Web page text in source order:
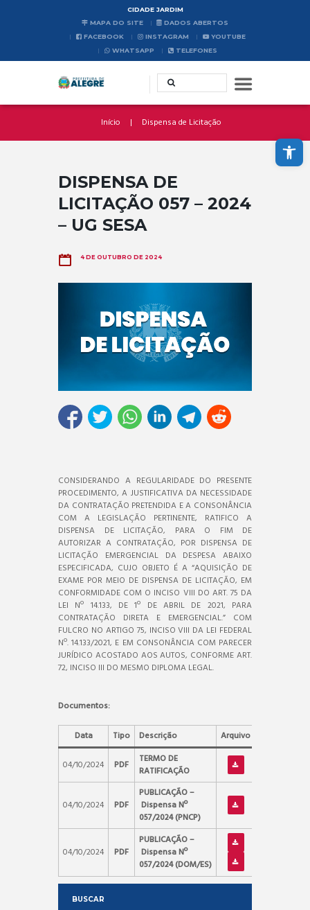
Abrir a barra de ferramentas
CIDADE JARDIM
MAPA DO SITE
DADOS ABERTOS
FACEBOOK
INSTAGRAM
YOUTUBE
WHATSAPP
TELEFONES
Início Dispensa de Licitação
DISPENSA DE
LICITAÇÃO 057 – 2024
– UG SESA
4 DE OUTUBRO DE 2024
CONSIDERANDO A REGULARIDADE DO PRESENTE
PROCEDIMENTO, A JUSTIFICATIVA DA NECESSIDADE
DA CONTRATAÇÃO PRETENDIDA E A CONSONÂNCIA
COM A LEGISLAÇÃO PERTINENTE, RATIFICO A
DISPENSA DE LICITAÇÃO, PARA O FIM DE
AUTORIZAR A CONTRATAÇÃO, POR DISPENSA DE
LICITAÇÃO EMERGENCIAL DA DESPESA ABAIXO
ESPECIFICADA, CUJO OBJETO É A “AQUISIÇÃO DE
EXAME POR MEIO DE DISPENSA DE LICITAÇÃO, EM
CONFORMIDADE COM O INCISO VIII DO ART. 75 DA
LEI Nº 14.133, DE 1º DE ABRIL DE 2021, PARA
CONTRATAÇÃO DIRETA E EMERGENCIAL.” COM
FULCRO NO ARTIGO 75, INCISO VIII DA LEI FEDERAL
Nº. 14.133/2021, E EM CONSONÂNCIA COM PARECER
JURÍDICO ACOSTADO AOS AUTOS, CONFORME ART.
72, INCISO III DO MESMO DIPLOMA LEGAL.
Documentos:
Data Tipo Descrição Arquivo
04/10/2024 PDF
TERMO DE
RATIFICAÇÃO
04/10/2024 PDF
PUBLICAÇÃO –
Dispensa Nº
057/2024(PNCP)
04/10/2024 PDF
PUBLICAÇÃO –
Dispensa Nº
057/2024(DOM/ES)
BUSCAR